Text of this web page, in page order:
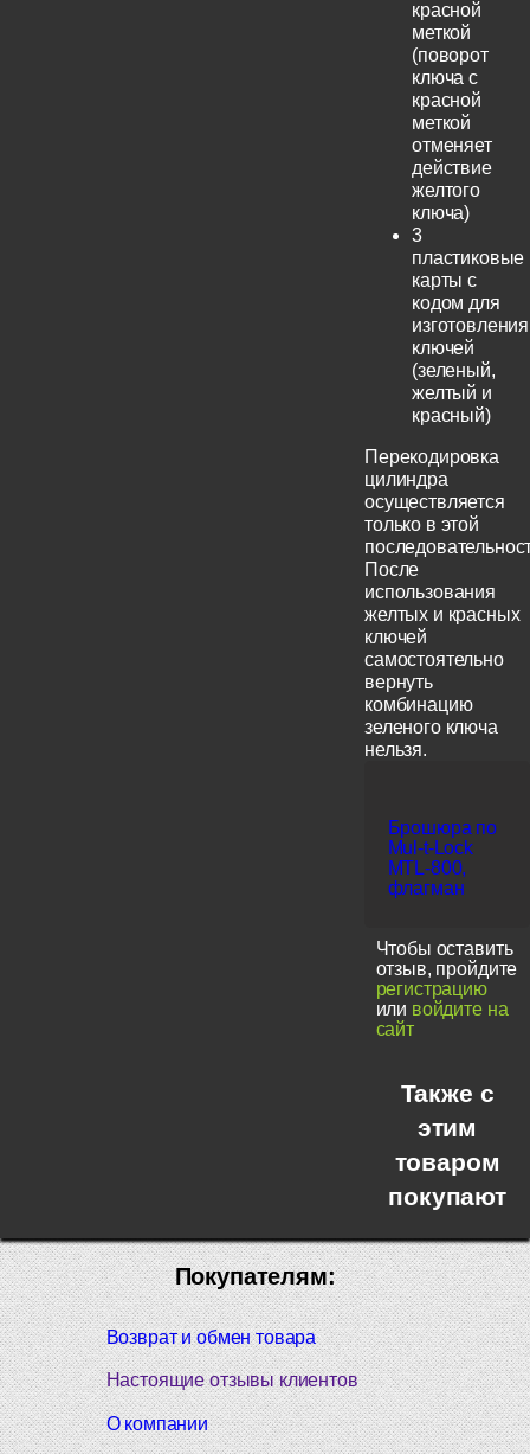
красной
меткой
(поворот
ключа с
красной
меткой
отменяет
действие
желтого
ключа)
3
пластиковые
карты с
кодом для
изготовления
ключей
(зеленый,
желтый и
красный)
Перекодировка
цилиндра
осуществляется
только в этой
После
использования
желтых и красных
ключей
самостоятельно
вернуть
комбинацию
зеленого ключа
нельзя.
Брошюра по
Mul-t-Lock
MTL-800,
флагман
Чтобы оставить
отзыв, пройдите
регистрацию
или войдите на
сайт
Также с
этим
товаром
покупают
Покупателям:
Возврат и обмен товара
Настоящие отзывы клиентов
О компании